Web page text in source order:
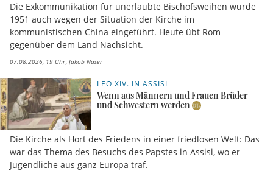
Die Exkommunikation für unerlaubte Bischofsweihen wurde
1951 auch wegen der Situation der Kirche im
kommunistischen China eingeführt. Heute übt Rom
gegenüber dem Land Nachsicht.
07.08.2026, 19 Uhr Jakob Naser
LEO XIV. IN ASSISI
Wenn aus Männern und Frauen Brüder
und Schwestern werden
Die Kirche als Hort des Friedens in einer friedlosen Welt: Das
war das Thema des Besuchs des Papstes in Assisi, wo er
Jugendliche aus ganz Europa traf.